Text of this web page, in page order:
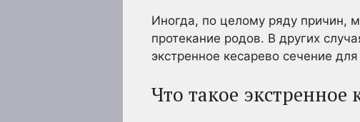
Иногда, по целому ряду причин,
протекание родов. В других
экстренное кесарево сечение
Что такое экстренное